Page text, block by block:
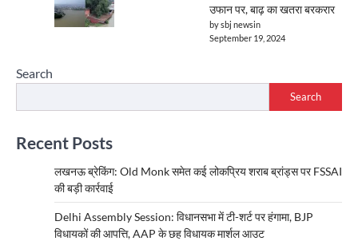
उफान पर, बाढ़ का खतरा बरकरार
by sbj newsin
September 19, 2024
Search
Search
Recent Posts
लखनऊ ब्रेकिंग: Old Monk समेत कई लोकप्रिय शराब ब्रांड्स पर FSSAI
की बड़ी कार्रवाई
Delhi Assembly Session: विधानसभा में टी-शर्ट पर हंगामा, BJP
विधायकों की आपत्ति, AAP के छह विधायक मार्शल आउट